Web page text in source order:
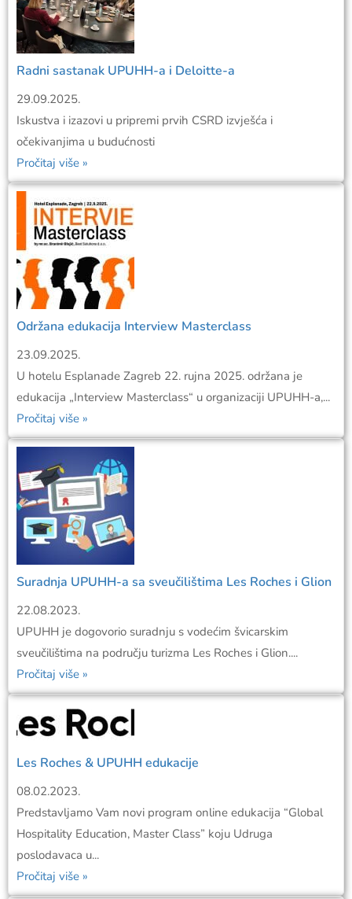
Radni sastanak UPUHH-a i Deloitte-a
29.09.2025.
Iskustva i izazovi u pripremi prvih CSRD izvješća i
očekivanjima u budućnosti
Pročitaj više »
Održana edukacija Interview Masterclass
23.09.2025.
U hotelu Esplanade Zagreb 22. rujna 2025. održana je
edukacija „Interview Masterclass“ u organizaciji UPUHH-a,...
Pročitaj više »
Suradnja UPUHH-a sa sveučilištima Les Roches i Glion
22.08.2023.
UPUHH je dogovorio suradnju s vodećim švicarskim
sveučilištima na području turizma Les Roches i Glion....
Pročitaj više »
Les Roches & UPUHH edukacije
08.02.2023.
Predstavljamo Vam novi program online edukacija “Global
Hospitality Education, Master Class” koju Udruga
poslodavaca u...
Pročitaj više »